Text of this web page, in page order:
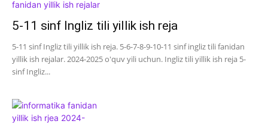
5-11 sinf Ingliz tili yillik ish reja
5-11 sinf Ingliz tili yillik ish reja. 5-6-7-8-9-10-11 sinf ingliz tili fanidan
yillik ish rejalar. 2024-2025 o'quv yili uchun. Ingliz tili yillik ish reja 5-
sinf Ingliz...